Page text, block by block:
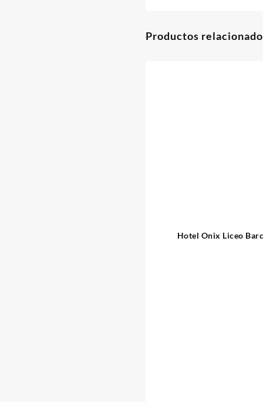
Productos
Hotel Onix Liceo